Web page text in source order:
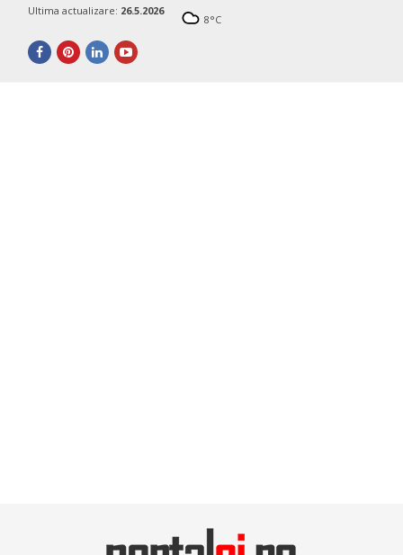
Ultima actualizare: 26.5.2026
8°C